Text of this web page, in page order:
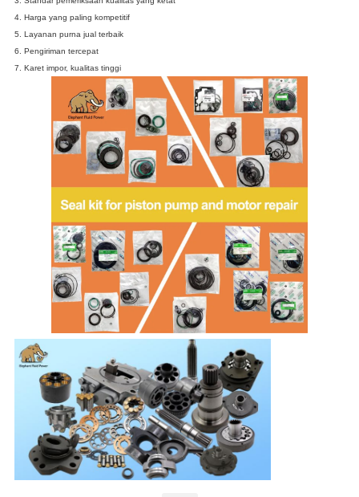
4. Harga yang paling kompetitif
5. Layanan purna jual terbaik
6. Pengiriman tercepat
7. Karet impor, kualitas tinggi